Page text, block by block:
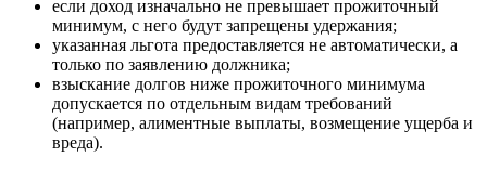
если доход изначально не превышает прожиточный
минимум, с него будут запрещены удержания;
указанная льгота предоставляется не автоматически, а
только по заявлению должника;
взыскание долгов ниже прожиточного минимума
допускается по отдельным видам требований
(например, алиментные выплаты, возмещение ущерба и
вреда).